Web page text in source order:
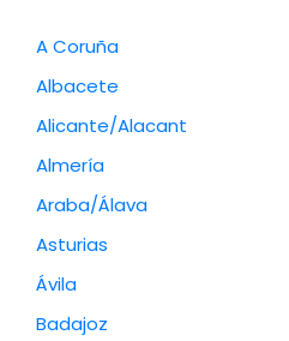
A Coruña
Albacete
Alicante/Alacant
Almería
Araba/Álava
Asturias
Ávila
Badajoz